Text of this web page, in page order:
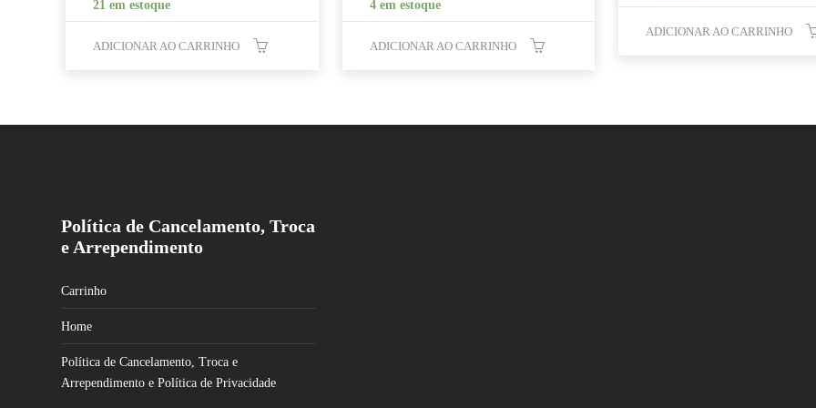
21 em estoque
ADICIONAR AO CARRINHO
4 em estoque
ADICIONAR AO CARRINHO
ADICIONAR AO CARRINHO
Política de Cancelamento, Troca
e Arrependimento
Carrinho
Home
Política de Cancelamento, Troca e
Arrependimento e Política de Privacidade